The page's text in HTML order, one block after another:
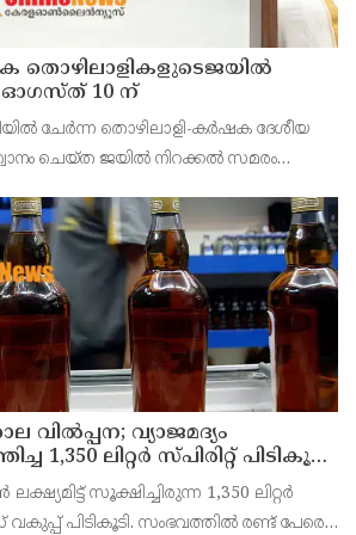
ഓഗസ്ത് 10 ന്
ചേർന്ന തൊഴിലാളി-കർഷക ദേശീയ
ചെയ്ത ജയിൽ നിറക്കൽ സമരം
സംയുക്ത ജില്ലാ സമിതി
വിൽപ്പന; വ്യാജമദ്യം
1,350 ലിറ്റർ സ്പിരിറ്റ് പിടികൂടി;
ലക്ഷ്യമിട്ട് സൂക്ഷിച്ചിരുന്ന 1,350 ലിറ്റർ
പിടികൂടി. സംഭവത്തിൽ രണ്ട് പേരെ